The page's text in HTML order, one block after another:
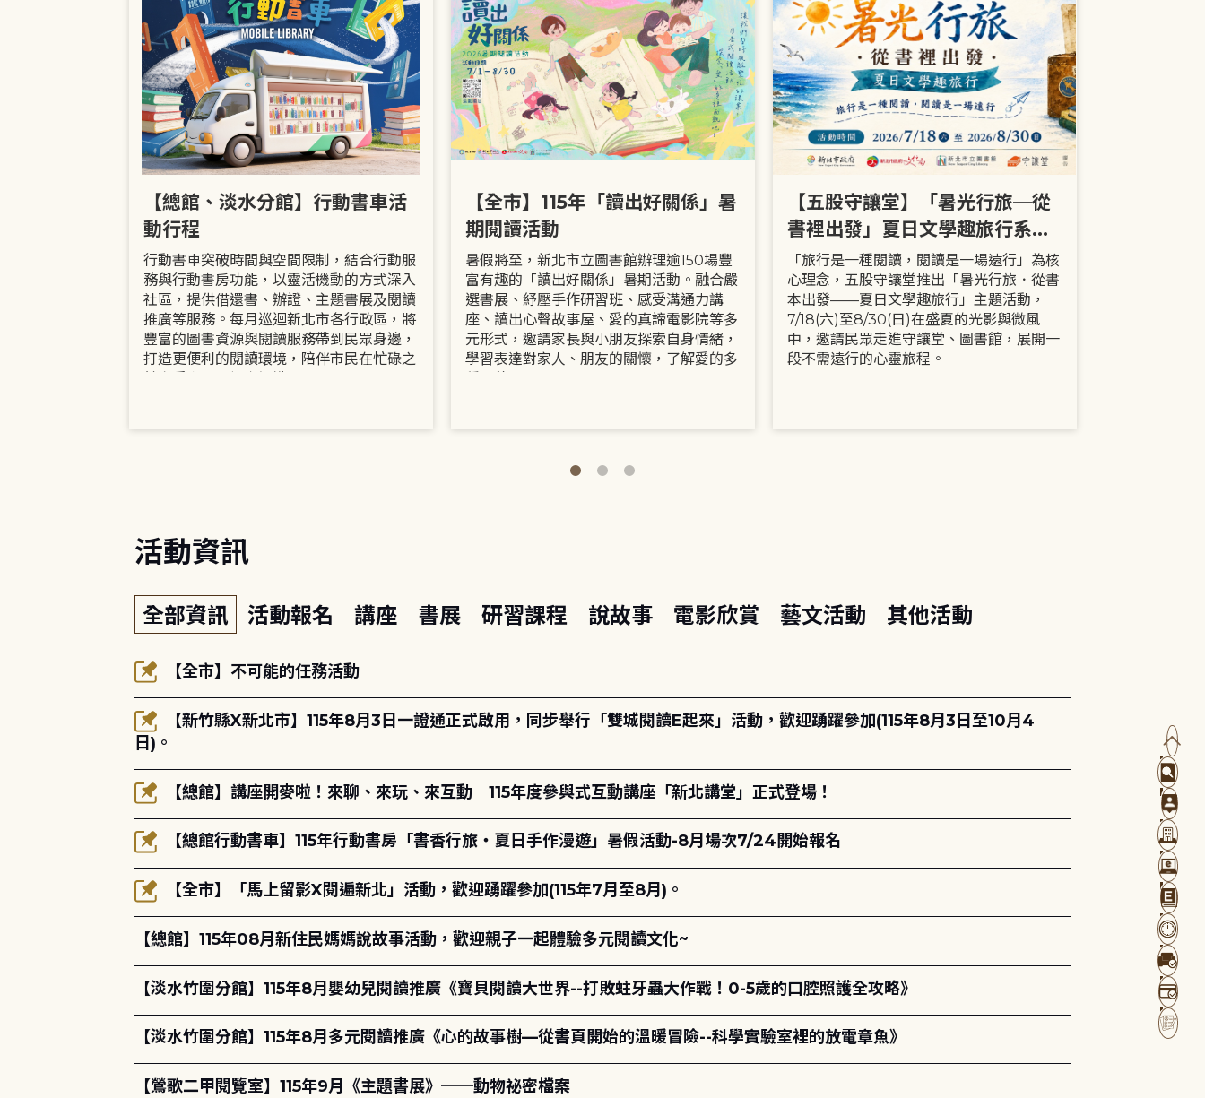
【總館、淡水分館】行動書車活
動行程
行動書車突破時間與空間限制，結合行動服
務與行動書房功能，以靈活機動的方式深入
社區，提供借還書、辦證、主題書展及閱讀
推廣等服務。每月巡迴新北市各行政區，將
豐富的圖書資源與閱讀服務帶到民眾身邊，
打造更便利的閱讀環境，陪伴市民在忙碌之
【全市】115年「讀出好關係」暑
期閱讀活動
暑假將至，新北市立圖書館辦理逾150場豐
富有趣的「讀出好關係」暑期活動。融合嚴
選書展、紓壓手作研習班、感受溝通力講
座、讀出心聲故事屋、愛的真諦電影院等多
元形式，邀請家長與小朋友探索自身情緒，
學習表達對家人、朋友的關懷，了解愛的多
【五股守讓堂】「暑光行旅─從
書裡出發」夏日文學趣旅行系列
活動
「旅行是一種閱讀，閱讀是一場遠行」為核
心理念，五股守讓堂推出「暑光行旅．從書
本出發——夏日文學趣旅行」主題活動，
7/18(六)至8/30(日)在盛夏的光影與微風
中，邀請民眾走進守讓堂、圖書館，展開一
段不需遠行的心靈旅程。
活動資訊
全部資訊 活動報名 講座 書展 研習課程 說故事 電影欣賞 藝文活動 其他活動
【全市】不可能的任務活動
【新竹縣X新北市】115年8月3日一證通正式啟用，同步舉行「雙城閱讀E起來」活動，歡迎踴躍參加(115年8月3日至10月4
日)。
【總館】講座開麥啦！來聊、來玩、來互動｜115年度參與式互動講座「新北講堂」正式登場！
【總館行動書車】115年行動書房「書香行旅・夏日手作漫遊」暑假活動-8月場次7/24開始報名
【全市】「馬上留影X閱遍新北」活動，歡迎踴躍參加(115年7月至8月)。
【總館】115年08月新住民媽媽說故事活動，歡迎親子一起體驗多元閱讀文化~
【淡水竹圍分館】115年8月嬰幼兒閱讀推廣《寶貝閱讀大世界--打敗蛀牙蟲大作戰！0-5歲的口腔照護全攻略》
【淡水竹圍分館】115年8月多元閱讀推廣《心的故事樹—從書頁開始的溫暖冒險--科學實驗室裡的放電章魚》
【鶯歌二甲閱覽室】115年9月《主題書展》──動物祕密檔案